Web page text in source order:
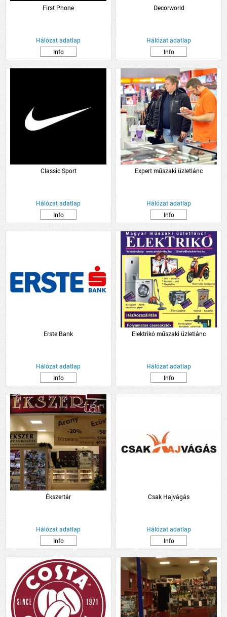
First Phone
Hálózat adatlap
Info
Decorworld
Hálózat adatlap
Info
Classic Sport
Hálózat adatlap
Info
Expert műszaki üzletlánc
Hálózat adatlap
Info
Erste Bank
Hálózat adatlap
Info
Elektrikó műszaki üzletlánc
Hálózat adatlap
Info
Ékszertár
Hálózat adatlap
Info
Csak Hajvágás
Hálózat adatlap
Info